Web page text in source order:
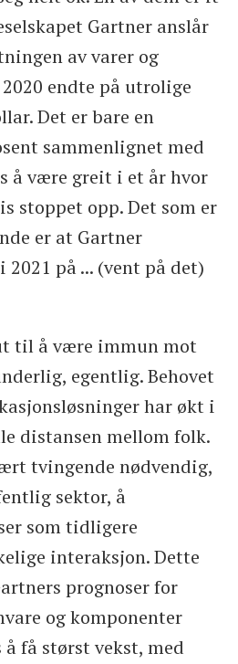
Gartner anslår
av varer og
endte på utrolige
Det er bare en
sammenlignet med
å være greit i et år hvor
stoppet opp. Det som er
er at Gartner
på ... (vent på det)
til å være immun mot
egentlig. Behovet
har økt i
distansen mellom folk.
tvingende nødvendig,
sektor, å
som tidligere
interaksjon. Dette
prognoser for
og komponenter
få størst vekst, med